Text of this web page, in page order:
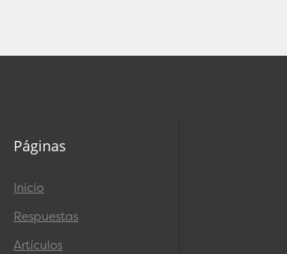
Páginas
Inicio
Respuestas
Artículos